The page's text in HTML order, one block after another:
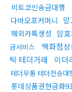
비트코인송금대행
다바오포커머니
해외카톡생성 암
금서비스
백화점
탁 테더거래
이더
테더무통 테더전송대
롯데상품권현금화93